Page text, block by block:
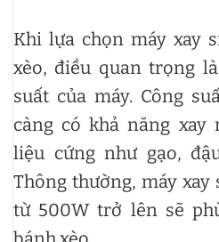
Khi lựa chọn máy xay
xèo, điều quan trọng
suất của máy. Công
càng có khả năng xay
liệu cứng như gạo,
Thông thường, máy
từ 500W trở lên sẽ